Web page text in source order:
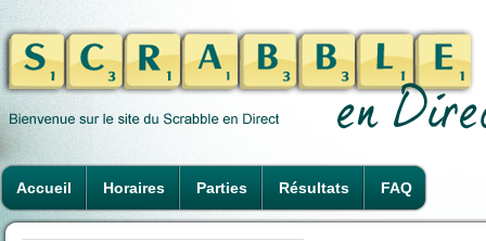
Accueil Horaires Parties Résultats FAQ